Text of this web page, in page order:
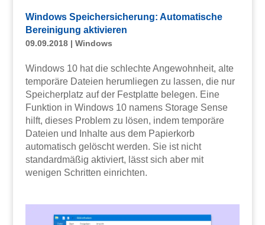
Windows Speichersicherung: Automatische
Bereinigung aktivieren
09.09.2018| Windows
Windows 10 hat die schlechte Angewohnheit, alte
temporäre Dateien herumliegen zu lassen, die nur
Speicherplatz auf der Festplatte belegen. Eine
Funktion in Windows 10 namens Storage Sense
hilft, dieses Problem zu lösen, indem temporäre
Dateien und Inhalte aus dem Papierkorb
automatisch gelöscht werden. Sie ist nicht
standardmäßig aktiviert, lässt sich aber mit
wenigen Schritten einrichten.